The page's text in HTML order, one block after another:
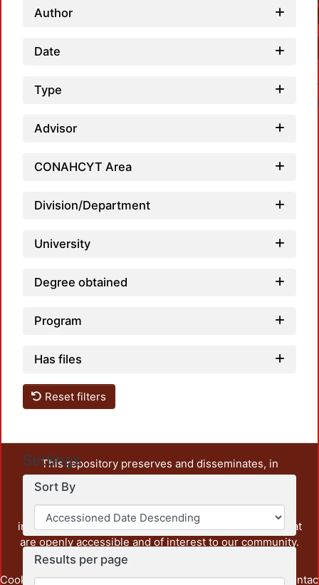
Author
Date
Type
Advisor
CONAHCYT Area
Division/Department
University
Degree obtained
Program
Has files
Reset filters
Settings
Sort By
Results per page
This repository preserves and disseminates, in
unrestricted open access, the teaching and research
output of UAM Azcapotzalco. It also includes some
administrative and graphic documents from the
institution, as well as content from other institutions that
are openly accessible and of interest to our community.
Cookie Privacy End User Send